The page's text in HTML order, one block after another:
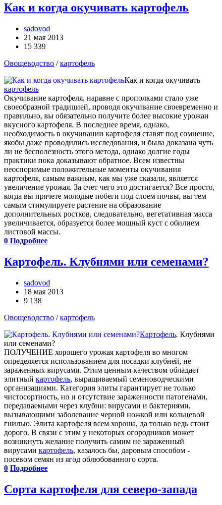
Как и когда окучивать картофель
sadovod
21 мая 2013
15 339
Овощеводство /картофель
Как и когда окучивать
картофель
Окучивание картофеля, наравне с прополками стало уже
своеобразной традицией, проводя окучивание своевременно и
правильно, вы обязательно получите более высокие урожаи
вкусного картофеля. В последнее время, однако,
необходимость в окучивании картофеля ставят под сомнение,
якобы даже проводились исследования, и была доказана чуть
ли не бесполезность этого метода, однако долгие годы
практики пока доказывают обратное. Всем известны
неоспоримые положительные моменты окучивания
картофеля, самым важным, как мы уже сказали, является
увеличение урожая. За счет чего это достигается? Все просто,
когда вы прячете молодые побеги под слоем почвы, вы тем
самым стимулируете растение на образование
дополнительных ростков, следовательно, вегетативная масса
увеличивается, образуется более мощный куст с обилием
листовой массы.
0 Подробнее
Картофель. Клубнями или семенами?
sadovod
18 мая 2013
9 138
Овощеводство /картофель
Картофель. Клубнями
или семенами?
ПОЛУЧЕНИЕ хорошего урожая картофеля во многом
определяется использованием для посадки клубней, не
зараженных вирусами. Этим ценным качеством обладает
элитный картофель, выращиваемый семеноводческими
организациями. Категория элиты гарантирует не только
чистосортность, но и отсутствие зараженности патогенами,
передаваемыми через клубни: вирусами и бактериями,
вызывающими заболевание черной ножкой или кольцевой
гнилью. Элита картофеля всем хороша, да только ведь стоит
дорого. В связи с этим у некоторых огородников может
возникнуть желание получить самим не зараженный
вирусами картофель, казалось бы, даровым способом -
посевом семян из ягод облюбованного сорта.
0 Подробнее
Сорта картофеля для северо-запада